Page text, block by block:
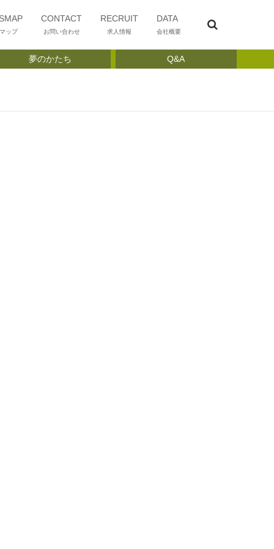
ップ
CONTACT
お問い合わせ
RECRUIT
求人情報
DATA
会社概要
夢のかたち Q&A